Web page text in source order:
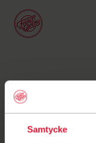
Samtycke
Länk till: Träna
Träna
Länk till:
Träningsställen